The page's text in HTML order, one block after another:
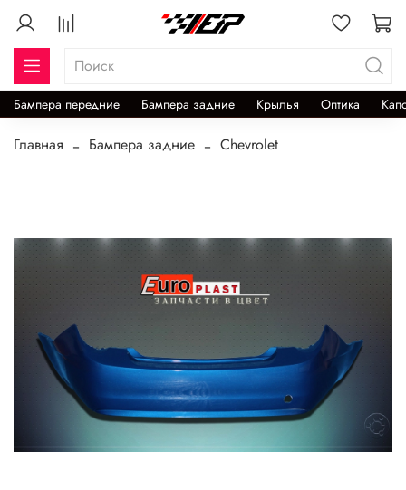
Бампера передние Бампера задние Крылья Оптика
Главная Бампера задние Chevrolet